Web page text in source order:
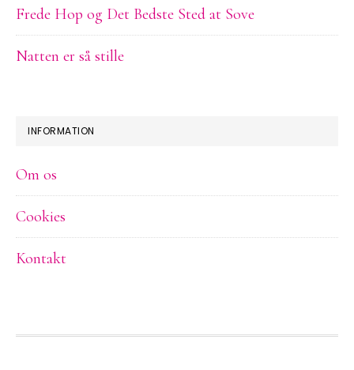
Frede Hop og Det Bedste Sted at Sove
Natten er så stille
INFORMATION
Om os
Cookies
Kontakt